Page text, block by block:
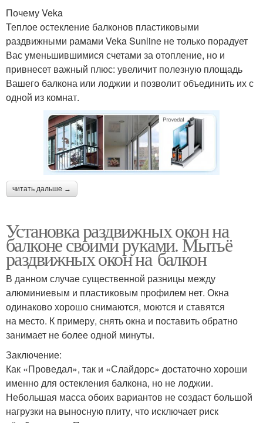
Почему Veka
Теплое остекление балконов пластиковыми
раздвижными рамами Veka Sunline не только порадует
Вас уменьшившимися счетами за отопление, но и
привнесет важный плюс: увеличит полезную площадь
Вашего балкона или лоджии и позволит объединить их с
одной из комнат.
читать дальше →
Установка раздвижных окон на
балконе своими руками. Мытьё
раздвижных окон на балкон
В данном случае существенной разницы между
алюминиевым и пластиковым профилем нет. Окна
одинаково хорошо снимаются, моются и ставятся
на место. К примеру, снять окна и поставить обратно
занимает не более одной минуты.
Заключение:
Как «Проведал», так и «Слайдорс» достаточно хороши
именно для остекления балкона, но не лоджии.
Небольшая масса обоих вариантов не создаст большой
нагрузки на выносную плиту, что исключает риск